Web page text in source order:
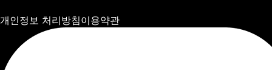
개인정보 처리방침이용약관